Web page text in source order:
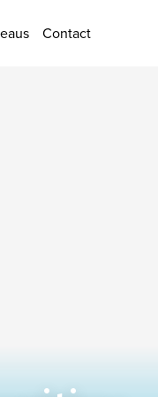
Contact